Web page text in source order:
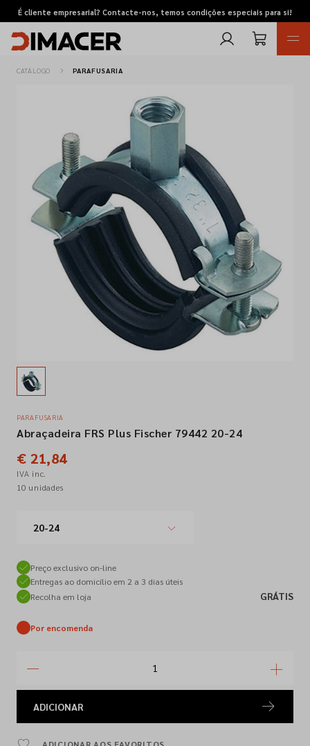
É cliente empresarial? Contacte-nos, temos condições especiais para si!
Retomas
Pedidos de cotação
Contactos
Siga-nos nas redes sociais
CATÁLOGO PARAFUSARIA
PARAFUSARIA
Abraçadeira FRS Plus Fischer 79442 20-24
€ 21,84
IVA inc.
10 unidades
20-24
Preço exclusivo on-line
Entregas ao domicílio em 2 a 3 dias úteis
Recolha em loja
GRÁTIS
Por encomenda
ADICIONAR